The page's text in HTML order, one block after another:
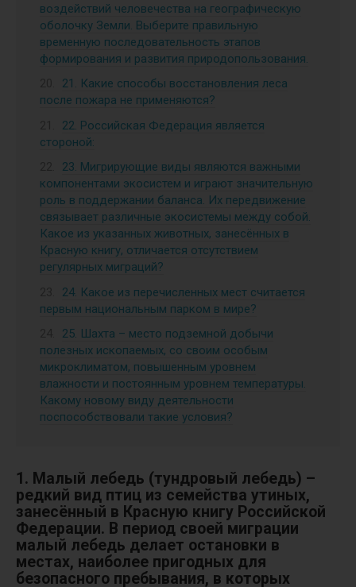
воздействий человечества на географическую
оболочку Земли. Выберите правильную
временную последовательность этапов
формирования и развития природопользования.
21. Какие способы восстановления леса
после пожара не применяются?
22. Российская Федерация является
стороной:
23. Мигрирующие виды являются важными
компонентами экосистем и играют значительную
роль в поддержании баланса. Их передвижение
связывает различные экосистемы между собой.
Какое из указанных животных, занесённых в
Красную книгу, отличается отсутствием
регулярных миграций?
24. Какое из перечисленных мест считается
первым национальным парком в мире?
25. Шахта – место подземной добычи
полезных ископаемых, со своим особым
микроклиматом, повышенным уровнем
влажности и постоянным уровнем температуры.
Какому новому виду деятельности
поспособствовали такие условия?
1. Малый лебедь (тундровый лебедь) –
редкий вид птиц из семейства утиных,
занесённый в Красную книгу Российской
Федерации. В период своей миграции
малый лебедь делает остановки в
местах, наиболее пригодных для
безопасного пребывания, в которых